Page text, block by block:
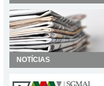
NOTÍCIAS